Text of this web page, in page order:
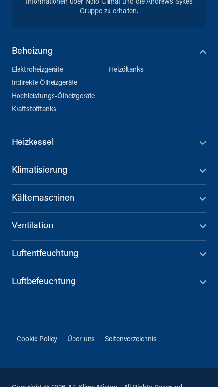
Informationen über Nolo Climat und die Andrews Sykes
Gruppe zu erhalten.
Beheizung
Elektroheizgeräte
Indirekte Ölheizgeräte
Hochleistungs-Ölheizgeräte
Kraftstofftanks
Heizöltanks
Heizkessel
Klimatisierung
Kältemaschinen
Ventilation
Luftentfeuchtung
Luftbefeuchtung
Cookie Policy Über uns Seitenverzeichnis